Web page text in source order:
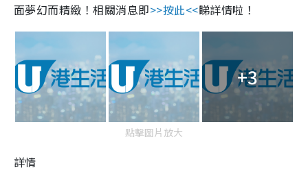
面夢幻而精緻！相關消息即>>按此<<睇詳情啦！
+3
點擊圖片放大
詳情